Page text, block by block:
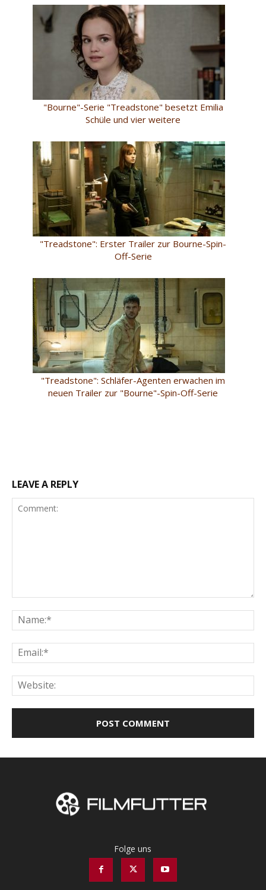
"Bourne"-Serie "Treadstone" besetzt Emilia
Schüle und vier weitere
"Treadstone": Erster Trailer zur Bourne-Spin-
Off-Serie
"Treadstone": Schläfer-Agenten erwachen im
neuen Trailer zur "Bourne"-Spin-Off-Serie
LEAVE A REPLY
Folge uns